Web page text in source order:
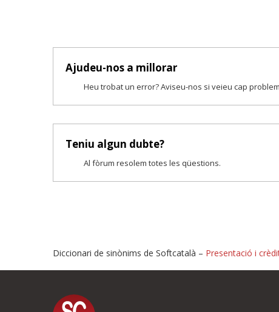
Ajudeu-nos a millorar
Heu trobat un error? Aviseu-nos si veieu cap
Teniu algun dubte?
Al fòrum resolem totes les qüestions.
Proposeu-nos millores o
Diccionari de sinònims de Softcatalà – Presentació i